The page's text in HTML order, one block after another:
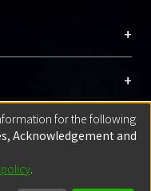
展、提升研究影響
OA）
有，或由第三方贊
所有者及第三方同
is your
the right to
，可使用
+
+
帳號登入
ORCID)
+
以ID匯入
for the following
Acknowledgement and
.